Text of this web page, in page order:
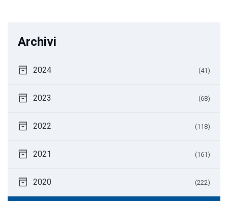
Archivi
inventory_2 2024 (41)
inventory_2 2023 (68)
inventory_2 2022 (118)
inventory_2 2021 (161)
inventory_2 2020 (222)